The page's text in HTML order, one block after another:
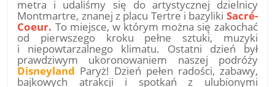
metra i udaliśmy się do artystycznej dzielnicy
Montmartre, znanej z placu Tertre i bazyliki Sacré-
Coeur. To miejsce, w którym można się zakochać
od pierwszego kroku pełne sztuki, muzyki
i niepowtarzalnego klimatu. Ostatni dzień był
prawdziwym ukoronowaniem naszej podróży
Disneyland Paryż! Dzień pełen radości, zabawy,
bajkowych atrakcji i spotkań z ulubionymi